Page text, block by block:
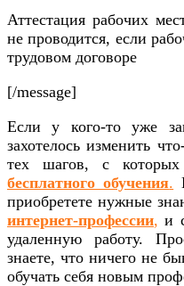
Аттестация рабочих
не проводится, если
трудовом договоре
[/message]
Если у кого-то уже
захотелось изменить
тех шагов, с
бесплатного обучения.
приобретете нужные
интернет-профессии, и
удаленную работу.
знаете, что ничего не
обучать себя новым